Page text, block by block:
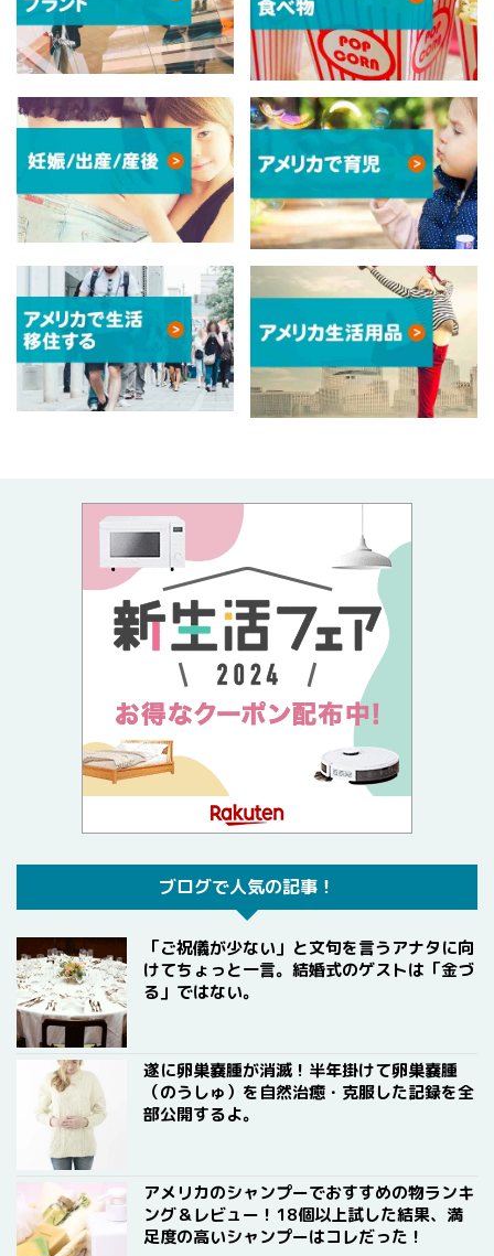
ブログで人気の記事！
「ご祝儀が少ない」と文句を言うアナタに向
けてちょっと一言。結婚式のゲストは「金づ
る」ではない。
遂に卵巣嚢腫が消滅！半年掛けて卵巣嚢腫
（のうしゅ）を自然治癒・克服した記録を全
部公開するよ。
アメリカのシャンプーでおすすめの物ランキ
ング＆レビュー！18個以上試した結果、満
足度の高いシャンプーはコレだった！